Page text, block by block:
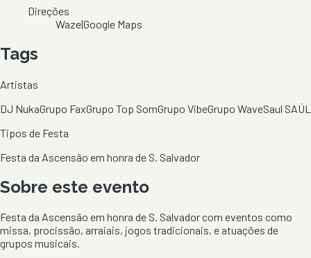
Direções
Waze|Google Maps
Tags
Artistas
DJ NukaGrupo FaxGrupo Top SomGrupo VibeGrupo WaveSaul SAÚL
Tipos de Festa
Festa da Ascensão em honra de S. Salvador
Sobre este evento
Festa da Ascensão em honra de S. Salvador com eventos como
missa, procissão, arraiais, jogos tradicionais, e atuações de
grupos musicais.